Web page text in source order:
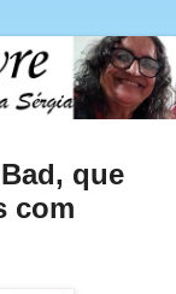
que
com